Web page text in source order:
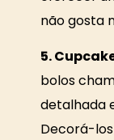
não gosta
5.
bolos
detalhada
Decorá-